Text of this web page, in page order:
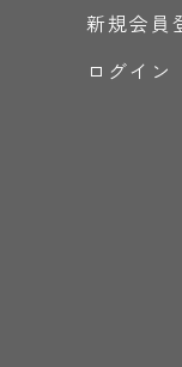
新規会員
ログイン